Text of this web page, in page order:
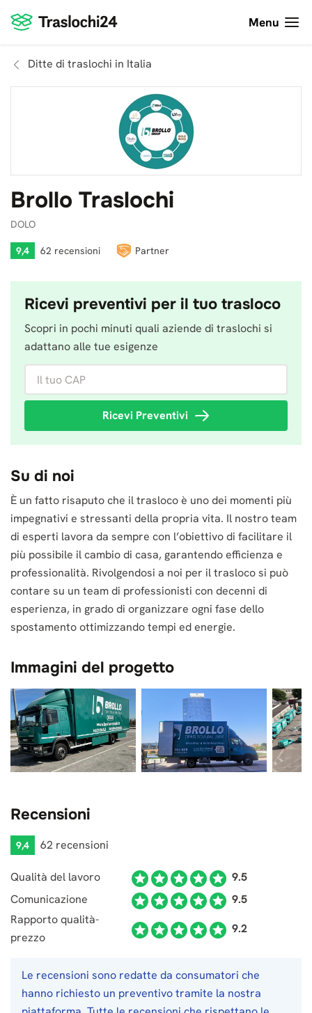
Menu
Ditte di traslochi in Italia
Brollo Traslochi
DOLO
9,4 62 recensioni Partner
Ricevi preventivi per il tuo trasloco
Scopri in pochi minuti quali aziende di traslochi si
adattano alle tue esigenze
Il tuo CAP
Ricevi Preventivi
Su di noi
È un fatto risaputo che il trasloco è uno dei momenti più
impegnativi e stressanti della propria vita. Il nostro team
di esperti lavora da sempre con l’obiettivo di facilitare il
più possibile il cambio di casa, garantendo efficienza e
professionalità. Rivolgendosi a noi per il trasloco si può
contare su un team di professionisti con decenni di
esperienza, in grado di organizzare ogni fase dello
spostamento ottimizzando tempi ed energie.
Immagini del progetto
Recensioni
9,4 62 recensioni
Qualità del lavoro
9.5
Comunicazione
9.5
Rapporto qualità-
prezzo
9.2
Le recensioni sono redatte da consumatori che
hanno richiesto un preventivo tramite la nostra